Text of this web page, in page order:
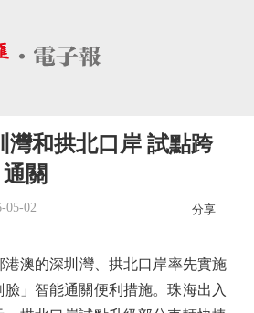
灣和拱北口岸 試點跨
關
05-02 分享
澳的深圳灣、拱北口岸率先實施
」智能通關便利措施。珠海出入